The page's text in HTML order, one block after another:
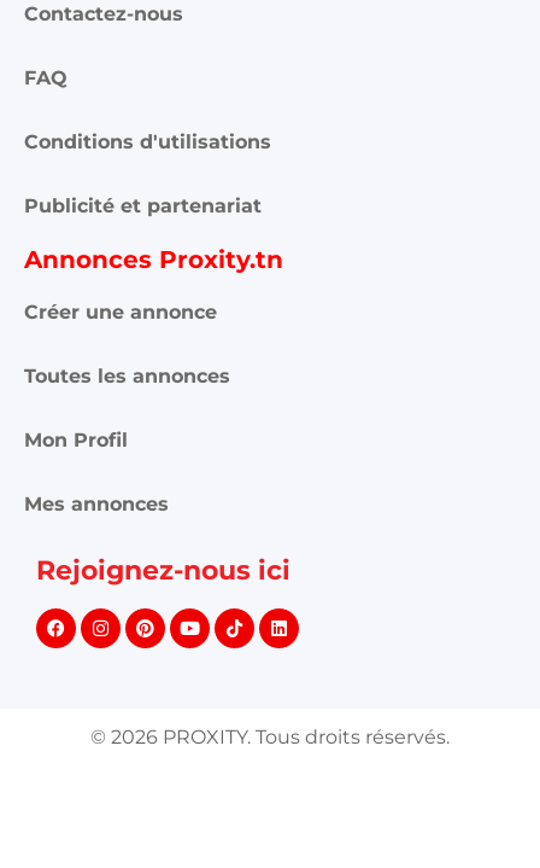
Contactez-nous
FAQ
Conditions d'utilisations
Publicité et partenariat
Annonces Proxity.tn
Créer une annonce
Toutes les annonces
Mon Profil
Mes annonces
Rejoignez-nous ici
© 2026 PROXITY. Tous droits réservés.